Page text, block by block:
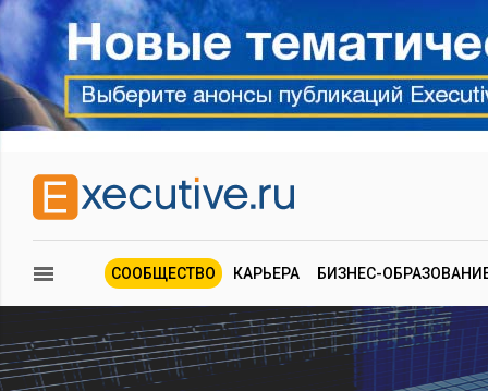
СООБЩЕСТВО КАРЬЕРА БИЗНЕС-